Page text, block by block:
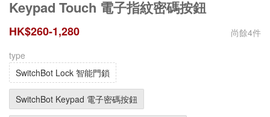
Keypad Touch 電子指紋密碼按鈕
HK$260-1,280 尚餘4件
type
SwitchBot Lock 智能門鎖
SwitchBot Keypad 電子密碼按鈕